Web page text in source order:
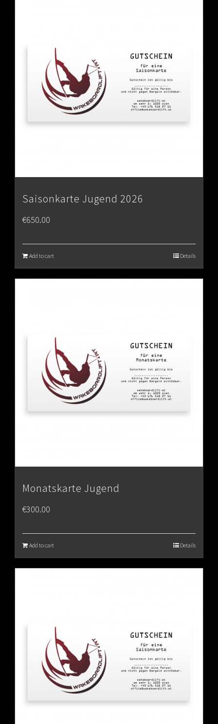
Saisonkarte Jugend 2026
€650.00
Add to cart Details
Monatskarte Jugend
€300.00
Add to cart Details